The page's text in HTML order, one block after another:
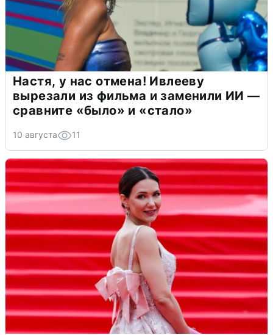
Настя, у нас отмена! Ивлееву
вырезали из фильма и заменили ИИ —
сравните «было» и «стало»
10 августа 11